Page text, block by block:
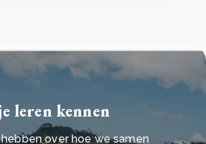
leren kennen
over hoe we samen